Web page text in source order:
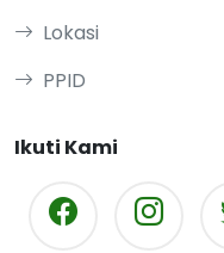
Lokasi
PPID
Ikuti Kami